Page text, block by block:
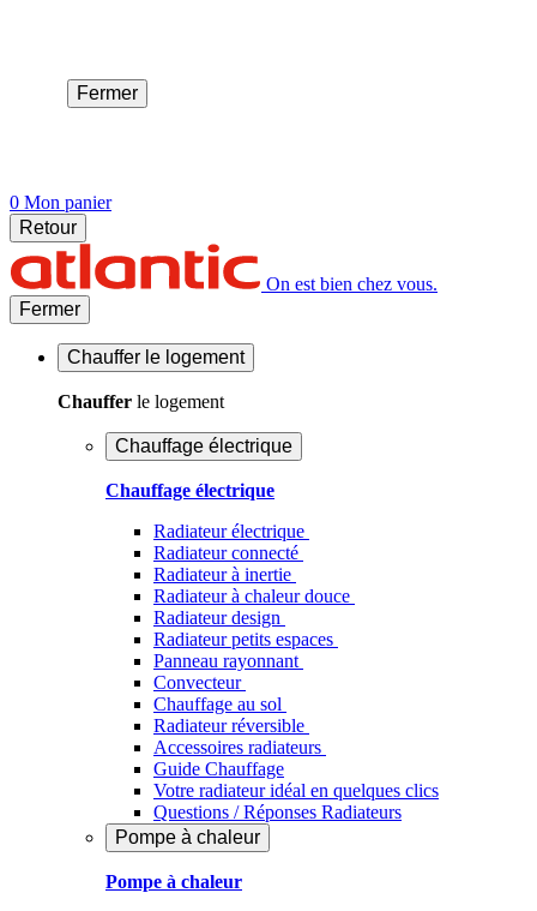
Fermer
0 Mon panier
Retour
On est bien chez vous.
Fermer
Chauffer le logement
Chauffer le logement
Chauffage électrique
Chauffage électrique
Radiateur électrique
Radiateur connecté
Radiateur à inertie
Radiateur à chaleur douce
Radiateur design
Radiateur petits espaces
Panneau rayonnant
Convecteur
Chauffage au sol
Radiateur réversible
Accessoires radiateurs
Guide Chauffage
Votre radiateur idéal en quelques clics
Questions / Réponses Radiateurs
Pompe à chaleur
Pompe à chaleur